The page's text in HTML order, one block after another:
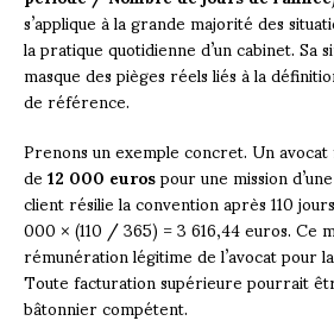
s’applique à la grande majorité des
la pratique quotidienne d’un cabinet. Sa
masque des pièges réels liés à la
de référence.
Prenons un exemple concret. Un
de12 000 eurospour une mission
client résilie la convention après 110
000 × (110 / 365) = 3 616,44 euros. Ce
rémunération légitime de l’avocat pour
Toute facturation supérieure pourrait
bâtonnier compétent.